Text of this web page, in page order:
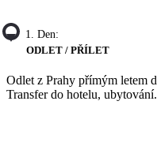
1. Den:
ODLET / PŘÍLET
Odlet z Prahy přímým letem
Transfer do hotelu,